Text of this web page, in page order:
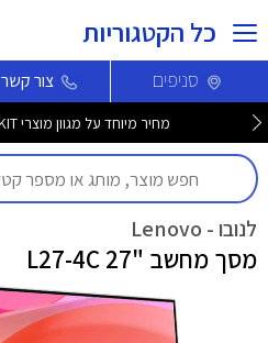
כל הקטגוריות
סניפים צור קשר
מחיר מיוחד על מגוון מוצרי PETKIT לחברי מועדון >>
לנובו - Lenovo
מסך מחשב "27 L27-4C